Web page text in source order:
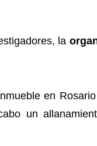
la
en
un